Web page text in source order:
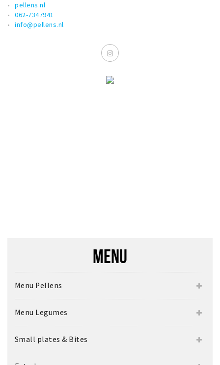
Eten
Drinken
pellens.nl
062-7347941
info@pellens.nl
MENU
Menu Pellens
Menu Legumes
Small plates & Bites